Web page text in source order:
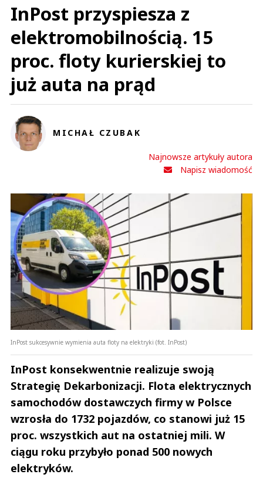
InPost przyspiesza z
elektromobilnością. 15
proc. floty kurierskiej to
już auta na prąd
MICHAŁ CZUBAK
Najnowsze artykuły autora
Napisz wiadomość
InPost sukcesywnie wymienia auta floty na elektryki (fot. InPost)
InPost konsekwentnie realizuje swoją
Strategię Dekarbonizacji. Flota elektrycznych
samochodów dostawczych firmy w Polsce
wzrosła do 1732 pojazdów, co stanowi już 15
proc. wszystkich aut na ostatniej mili. W
ciągu roku przybyło ponad 500 nowych
elektryków.